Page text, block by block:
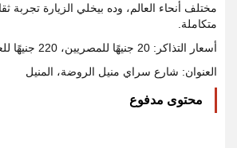
مختلف أنحاء العالم، وده بيخلي الزيارة تجربة
متكاملة.
أسعار التذاكر: 20 جنيهًا للمصريين، 220 جنيهًا للعرب والأجانب.
العنوان: شارع سراي منيل الروضة، المنيل
محتوى مدفوع